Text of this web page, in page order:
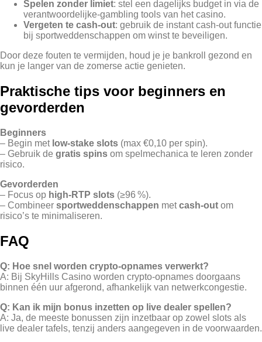
Spelen zonder limiet: stel een dagelijks budget in via de
verantwoordelijke‑gambling tools van het casino.
Vergeten te cash‑out: gebruik de instant cash‑out functie
bij sportweddenschappen om winst te beveiligen.
Door deze fouten te vermijden, houd je je bankroll gezond en
kun je langer van de zomerse actie genieten.
Praktische tips voor beginners en
gevorderden
Beginners
– Begin met low‑stake slots (max €0,10 per spin).
– Gebruik de gratis spins om spelmechanica te leren zonder
risico.
Gevorderden
– Focus op high‑RTP slots (≥96 %).
– Combineer sportweddenschappen metcash‑out om
risico’s te minimaliseren.
FAQ
Q: Hoe snel worden crypto‑opnames verwerkt?
A: Bij SkyHills Casino worden crypto‑opnames doorgaans
binnen één uur afgerond, afhankelijk van netwerkcongestie.
Q: Kan ik mijn bonus inzetten op live dealer spellen?
A: Ja, de meeste bonussen zijn inzetbaar op zowel slots als
live dealer tafels, tenzij anders aangegeven in de voorwaarden.